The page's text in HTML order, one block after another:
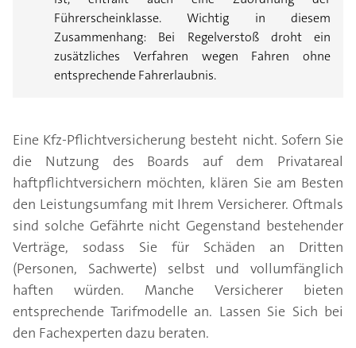
Führerscheinklasse. Wichtig in diesem
Zusammenhang: Bei Regelverstoß droht ein
zusätzliches Verfahren wegen Fahren ohne
entsprechende Fahrerlaubnis.
Eine Kfz-Pflichtversicherung besteht nicht. Sofern Sie
die Nutzung des Boards auf dem Privatareal
haftpflichtversichern möchten, klären Sie am Besten
den Leistungsumfang mit Ihrem Versicherer. Oftmals
sind solche Gefährte nicht Gegenstand bestehender
Verträge, sodass Sie für Schäden an Dritten
(Personen, Sachwerte) selbst und vollumfänglich
haften würden. Manche Versicherer bieten
entsprechende Tarifmodelle an. Lassen Sie Sich bei
den Fachexperten dazu beraten.